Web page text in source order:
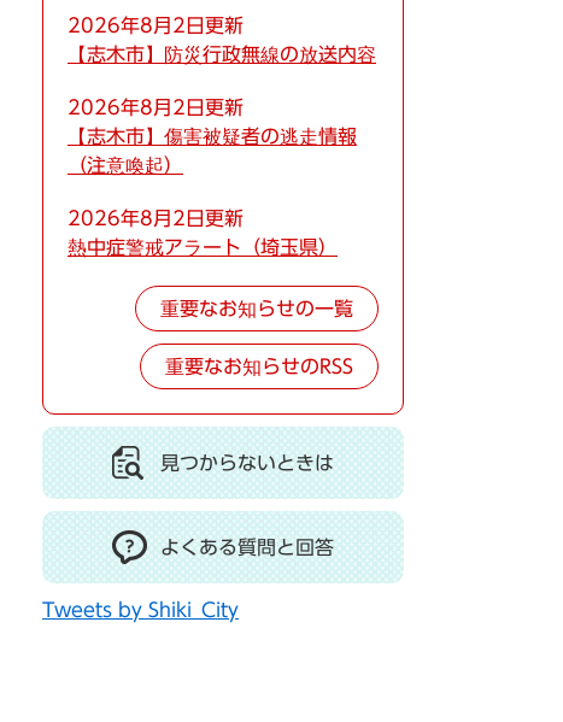
2026年8月2日更新
【志木市】防災行政無線の放送内容
2026年8月2日更新
【志木市】傷害被疑者の逃走情報
（注意喚起）
2026年8月2日更新
熱中症警戒アラート（埼玉県）
重要なお知らせの一覧
重要なお知らせのRSS
見つからないときは
よくある質問と回答
Tweets by Shiki_City